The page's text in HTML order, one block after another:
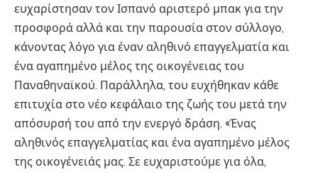
ευχαρίστησαν τον Ισπανό αριστερό μπακ για την
προσφορά αλλά και την παρουσία στον σύλλογο,
κάνοντας λόγο για έναν αληθινό επαγγελματία και
ένα αγαπημένο μέλος της οικογένειας του
Παναθηναϊκού. Παράλληλα, του ευχήθηκαν κάθε
επιτυχία στο νέο κεφάλαιο της ζωής του μετά την
απόσυρσή του από την ενεργό δράση. «Ένας
αληθινός επαγγελματίας και ένα αγαπημένο μέλος
της οικογένειάς μας. Σε ευχαριστούμε για όλα,